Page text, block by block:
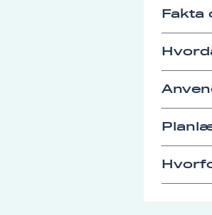
Fakta